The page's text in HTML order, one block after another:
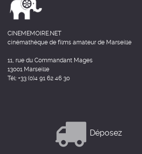
CINEMEMOIRE.NET
cinémathèque de films amateur de Marseille
11, rue du Commandant Mages
13001 Marseille
Tél: +33 (0)4 91 62 46 30
Déposez